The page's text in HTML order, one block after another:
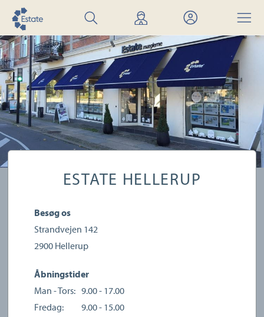
Søg
bolig
Find
mægler
Mit
Estate
Menu
ESTATE HELLERUP
Besøg os
Strandvejen 142
2900 Hellerup
Åbningstider
Man - Tors: 9.00 - 17.00
Fredag:
9.00 - 15.00